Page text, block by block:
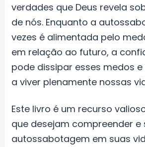
verdades que Deus revela
de nós. Enquanto a
vezes é alimentada pelo
em relação ao futuro, a
pode dissipar esses medos
a viver plenamente nossas
Este livro é um recurso
que desejam compreender e
autossabotagem em suas